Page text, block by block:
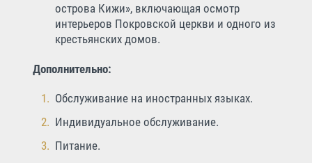
острова Кижи», включающая осмотр
интерьеров Покровской церкви и одного из
крестьянских домов.
Дополнительно:
Обслуживание на иностранных языках.
Индивидуальное обслуживание.
Питание.